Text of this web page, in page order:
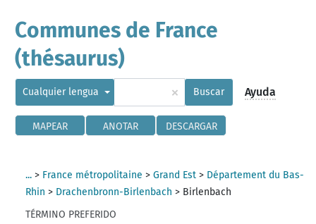
Communes de France
(thésaurus)
Cualquier lengua × Buscar Ayuda
MAPEAR ANOTAR DESCARGAR
... > France métropolitaine >Grand Est > Département du Bas-
Rhin > Drachenbronn-Birlenbach > Birlenbach
TÉRMINO PREFERIDO